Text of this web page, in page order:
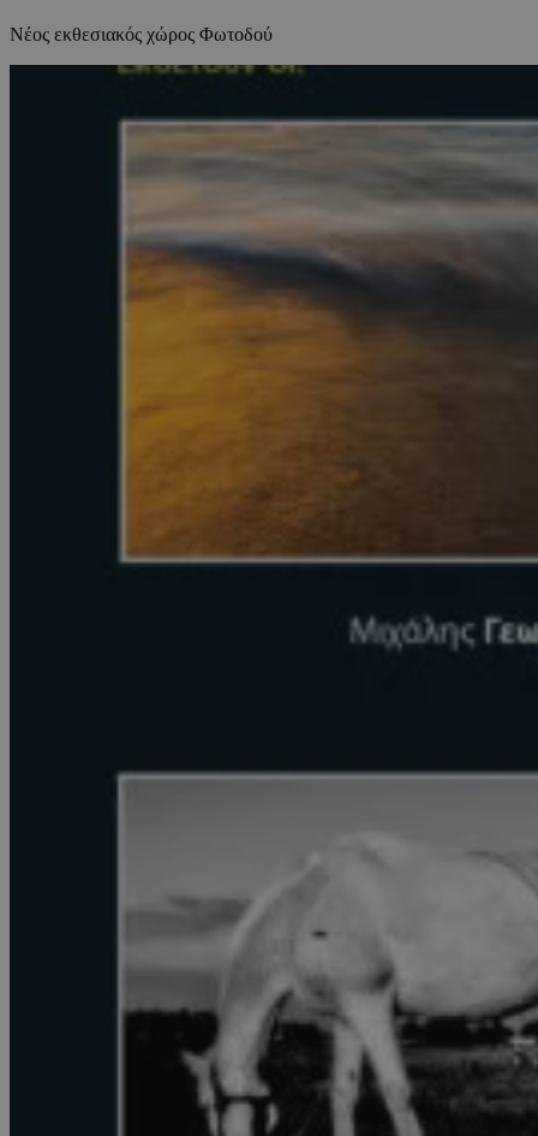
Νέος εκθεσιακός χώρος Φωτοδού